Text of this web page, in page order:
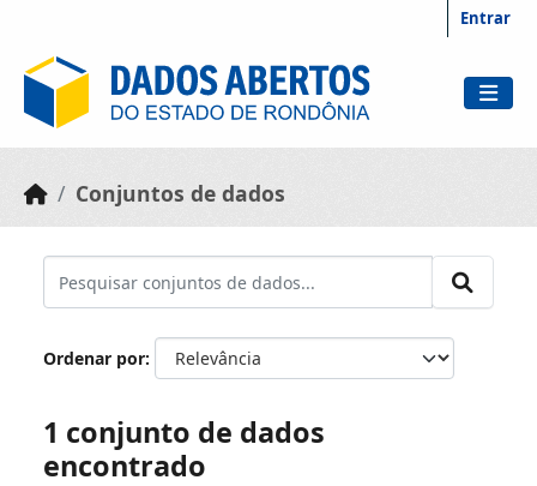
Entrar
Conjuntos de dados
Ordenar por
1 conjunto de dados
encontrado